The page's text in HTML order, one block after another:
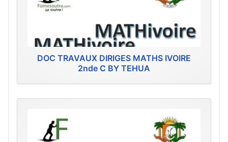
DOC TRAVAUX DIRIGES MATHS IVOIRE
2nde C BY TEHUA